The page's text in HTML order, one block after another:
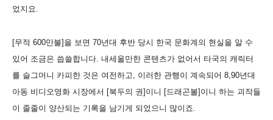
었지요.
[무적 600만불]을 보면 70년대 후반 당시 한국 문화계의 현실을 알 수
있어 조금은 씁쓸합니다. 내세울만한 콘텐츠가 없어서 타국의 캐릭터
를 슬그머니 카피한 것은 여전하고, 이러한 관행이 계속되어 8,90년대
아동 비디오영화 시장에서 [북두의 권]이니 [드래곤볼]이니 하는 괴작들
이 줄줄이 양산되는 기록을 남기게 되었으니 많이죠.